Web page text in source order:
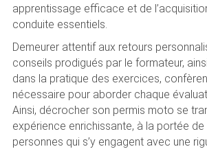
apprentissage efficace et de
conduite essentiels.
Demeurer attentif aux retours
conseils prodigués par le formateur,
dans la pratique des exercices,
nécessaire pour aborder chaque
Ainsi, décrocher son permis moto se
expérience enrichissante, à la portée
personnes qui s’y engagent avec une